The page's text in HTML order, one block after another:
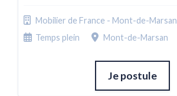
Mobilier de France - Mont-de-Marsan
Temps plein
Mont-de-Marsan
Je postule